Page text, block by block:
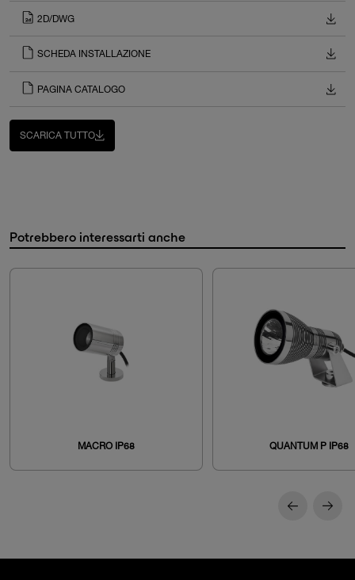
2D/DWG
SCHEDA INSTALLAZIONE
PAGINA CATALOGO
SCARICA TUTTO
Potrebbero interessarti anche
MACRO IP68 QUANTUM P IP68